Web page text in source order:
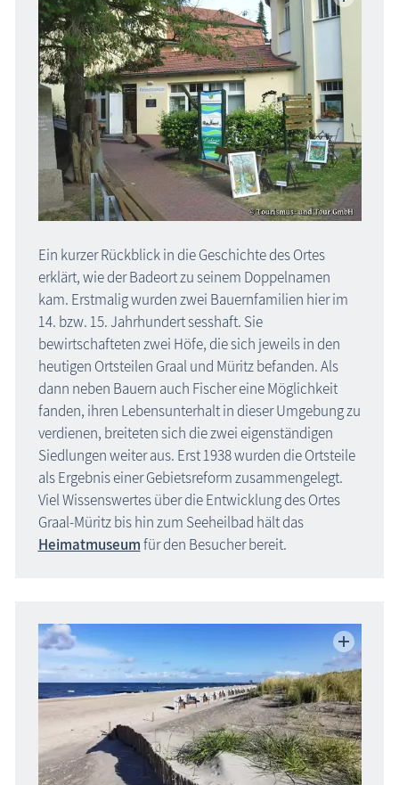
Kühlungsborn, Ostseebad
Rerik, Ostseebad
Rostock, Hansestadt
Rostock-Warnemünde
Region Schwerin
Karte Urlaubsorte
Karten
Freizeit
Wissenswertes
Veranstaltungen
Blog
Urlaubsort Ostseeheilbad Graal-Müritz
Ein kurzer Rückblick in die Geschichte des Ortes
erklärt, wie der Badeort zu seinem Doppelnamen
kam. Erstmalig wurden zwei Bauernfamilien hier im
14. bzw. 15. Jahrhundert sesshaft. Sie
bewirtschafteten zwei Höfe, die sich jeweils in den
heutigen Ortsteilen Graal und Müritz befanden. Als
dann neben Bauern auch Fischer eine Möglichkeit
fanden, ihren Lebensunterhalt in dieser Umgebung zu
verdienen, breiteten sich die zwei eigenständigen
Siedlungen weiter aus. Erst 1938 wurden die Ortsteile
als Ergebnis einer Gebietsreform zusammengelegt.
Viel Wissenswertes über die Entwicklung des Ortes
Graal-Müritz bis hin zum Seeheilbad hält das
Heimatmuseumfür den Besucher bereit.